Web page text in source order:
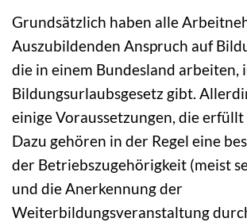
Grundsätzlich haben alle
Auszubildenden Anspruch auf
die in einem Bundesland arbeiten,
Bildungsurlaubsgesetz gibt.
einige Voraussetzungen, die erfüllt
Dazu gehören in der Regel eine
der Betriebszugehörigkeit (meist
und die Anerkennung der
Weiterbildungsveranstaltung